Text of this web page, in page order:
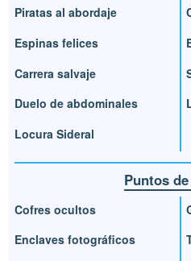
Piratas al abordaje
Espinas felices
Carrera salvaje
Duelo de abdominales
Locura Sideral
Puntos
Cofres ocultos
Enclaves fotográficos